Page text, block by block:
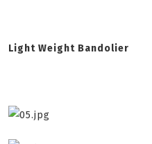
Light Weight Bandolier